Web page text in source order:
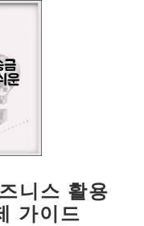
니스 활용
가이드